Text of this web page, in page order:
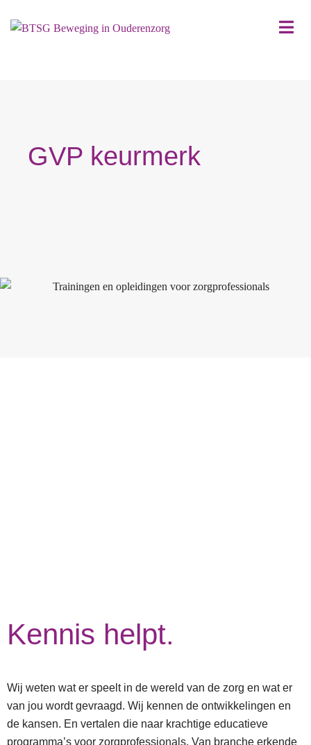
GVP keurmerk
Kennis helpt.
Wij weten wat er speelt in de wereld van de zorg en wat er
van jou wordt gevraagd. Wij kennen de ontwikkelingen en
de kansen. En vertalen die naar krachtige educatieve
programma’s voor zorgprofessionals. Van branche erkende